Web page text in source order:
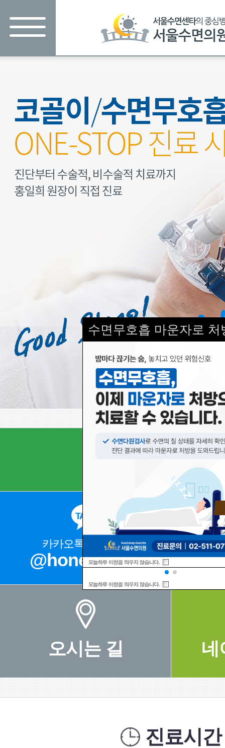
서울수면의원
수면무호흡 마운자로 처
카카오톡 상담문의
@honeysleep
오시는 길 네
진료시간